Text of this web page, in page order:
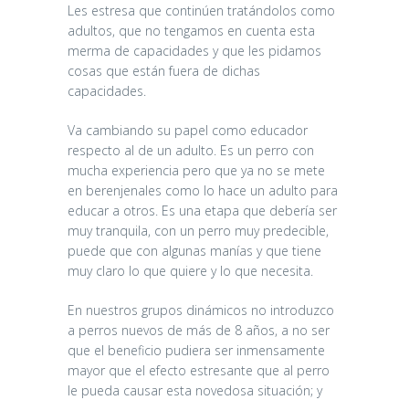
Les estresa que continúen tratándolos como
adultos, que no tengamos en cuenta esta
merma de capacidades y que les pidamos
cosas que están fuera de dichas
capacidades.
Va cambiando su papel como educador
respecto al de un adulto. Es un perro con
mucha experiencia pero que ya no se mete
en berenjenales como lo hace un adulto para
educar a otros. Es una etapa que debería ser
muy tranquila, con un perro muy predecible,
puede que con algunas manías y que tiene
muy claro lo que quiere y lo que necesita.
En nuestros grupos dinámicos no introduzco
a perros nuevos de más de 8 años, a no ser
que el beneficio pudiera ser inmensamente
mayor que el efecto estresante que al perro
le pueda causar esta novedosa situación; y